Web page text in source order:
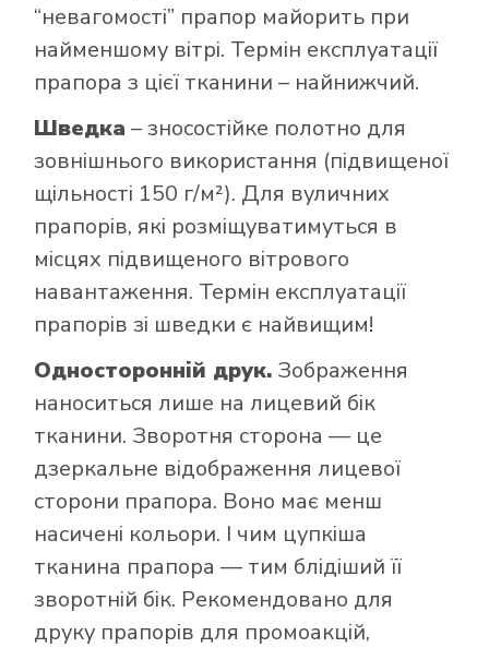
“невагомості” прапор майорить при
найменшому вітрі. Термін експлуатації
прапора з цієї тканини – найнижчий.
Шведка – зносостійке полотно для
зовнішнього використання (підвищеної
щільності 150 г/м²). Для вуличних
прапорів, які розміщуватимуться в
місцях підвищеного вітрового
навантаження. Термін експлуатації
прапорів зі шведки є найвищим!
Односторонній друк. Зображення
наноситься лише на лицевий бік
тканини. Зворотня сторона — це
дзеркальне відображення лицевої
сторони прапора. Воно має менш
насичені кольори. І чим цупкіша
тканина прапора — тим блідіший її
зворотній бік. Рекомендовано для
друку прапорів для промоакцій,